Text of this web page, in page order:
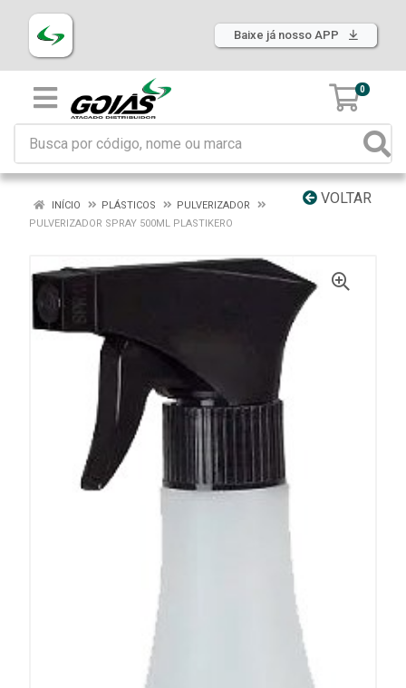
Baixe já nosso APP
0
VOLTAR
INÍCIO PLÁSTICOS
PULVERIZADOR
PULVERIZADOR SPRAY 500ML PLASTIKERO